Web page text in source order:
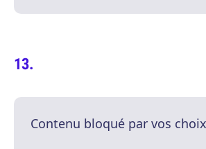
Contenu bloqué par vos